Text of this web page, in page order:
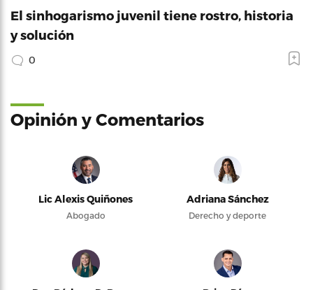
El sinhogarismo juvenil tiene rostro, historia
y solución
0
Opinión y Comentarios
Lic Alexis Quiñones
Abogado
Adriana Sánchez
Derecho y deporte